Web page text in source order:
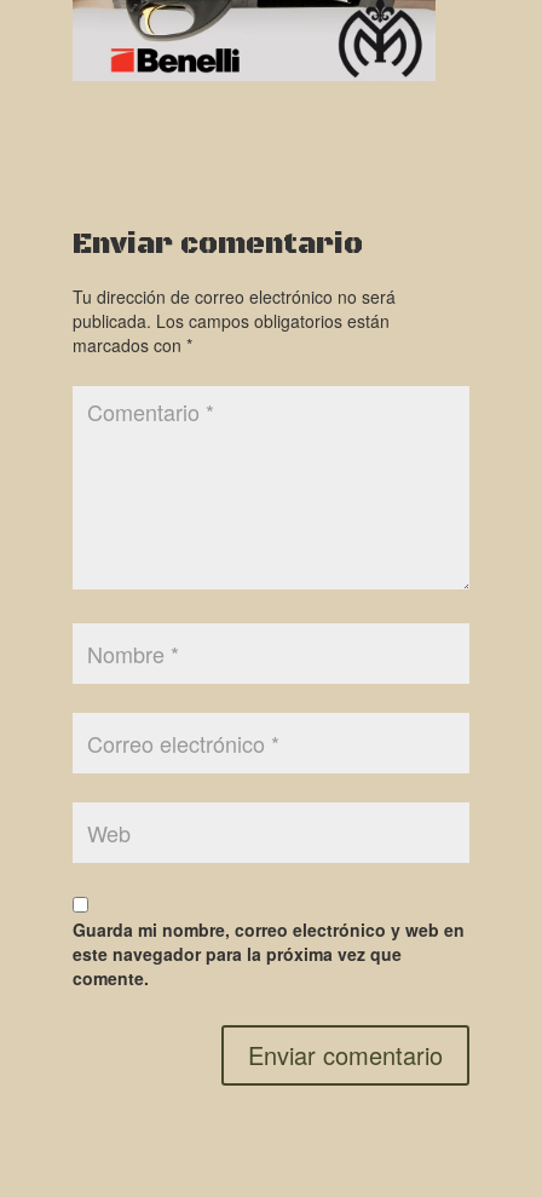
Enviar comentario
Tu dirección de correo electrónico no será
publicada. Los campos obligatorios están
marcados con *
Guarda mi nombre, correo electrónico y web en
este navegador para la próxima vez que
comente.